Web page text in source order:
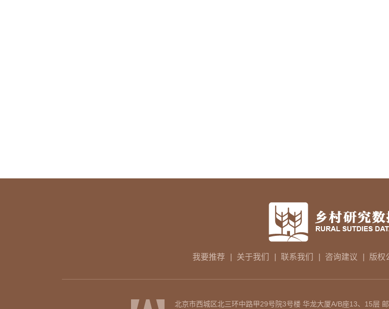
我要推荐 关于我们 联系我们 咨询建议 版权
北京市西城区北三环中路甲29号院3号楼 华龙大厦A/B座13、15层